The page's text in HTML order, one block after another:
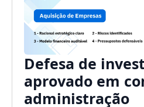
Defesa de
aprovado em
administração